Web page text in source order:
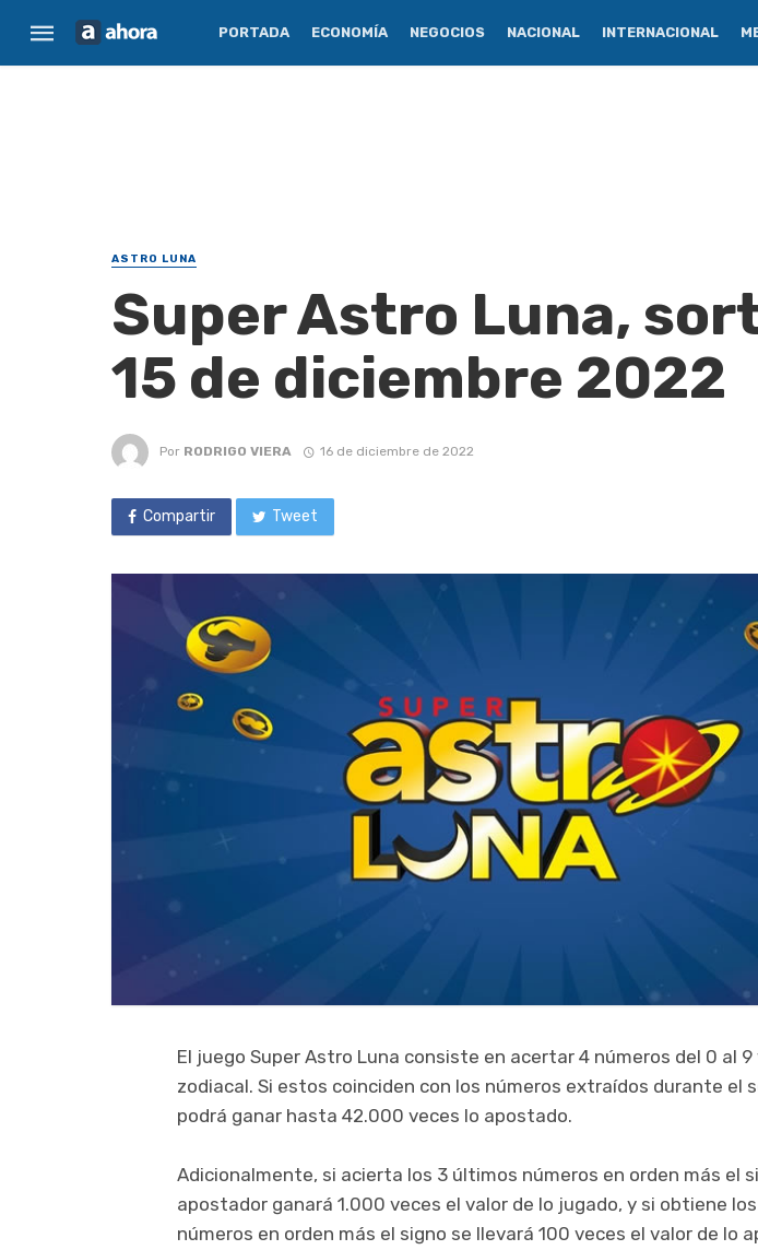
PORTADA ECONOMÍA NEGOCIOS NACIONAL INTERNACIONAL
ASTRO LUNA
Super Astro Luna,
15 de diciembre 2022
Por RODRIGO VIERA 16 de diciembre de 2022
Compartir Tweet
El juego Super Astro Luna consiste en acertar 4 números del 0 al 9
zodiacal. Si estos coinciden con los números extraídos durante el
podrá ganar hasta 42.000 veces lo apostado.
Adicionalmente, si acierta los 3 últimos números en orden más el
apostador ganará 1.000 veces el valor de lo jugado, y si obtiene
números en orden más el signo se llevará 100 veces el valor de lo